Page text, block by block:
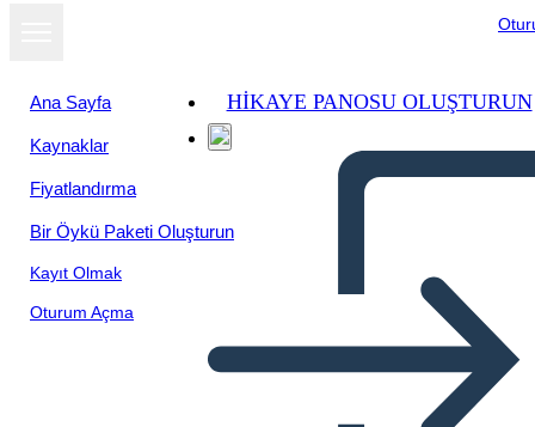
Ana Sayfa
Kaynaklar
Fiyatlandırma
Bir Öykü Paketi Oluşturun
Kayıt Olmak
Oturum Açma
HIKAYE PANOSU OLUŞTURUN